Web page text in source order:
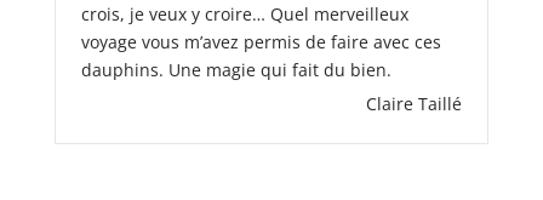
crois, je veux y croire… Quel merveilleux
voyage vous m’avez permis de faire avec ces
dauphins. Une magie qui fait du bien.
Claire Taillé